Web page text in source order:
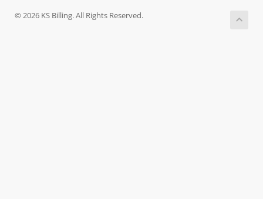
© 2026 KS Billing. All Rights Reserved.